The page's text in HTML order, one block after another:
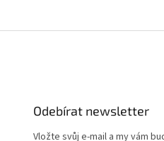
Odebírat newsletter
Vložte svůj e-mail a my vám